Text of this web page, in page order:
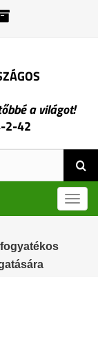
a világot!
2-42